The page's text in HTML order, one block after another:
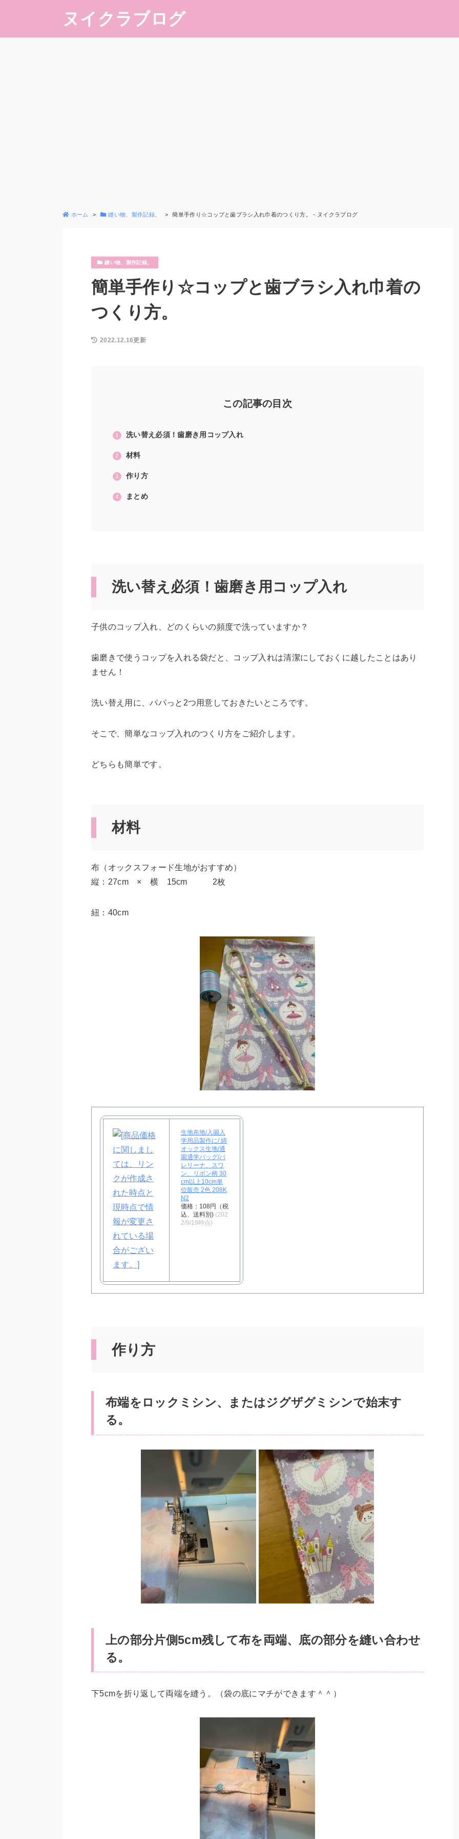
ヌイクラブログ
ホーム 縫い物、製作記録。 簡単手作り☆コップと歯ブラシ入れ巾着のつくり方。 - ヌイクラブログ
縫い物、製作記録。
簡単手作り☆コップと歯ブラシ入れ巾着の
つくり方。
2022.12.16更新
この記事の目次
洗い替え必須！歯磨き用コップ入れ
材料
作り方
まとめ
洗い替え必須！歯磨き用コップ入れ
子供のコップ入れ、どのくらいの頻度で洗っていますか？
歯磨きで使うコップを入れる袋だと、コップ入れは清潔にしておくに越したことはあり
ません！
洗い替え用に、パパっと2つ用意しておきたいところです。
そこで、簡単なコップ入れのつくり方をご紹介します。
どちらも簡単です。
材料
布（オックスフォード生地がおすすめ）
縦：27cm × 横 15cm 2枚
紐：40cm
生地布地/入園入
学用品製作に/ 綿
オックス生地/通
園通学バッグ/バ
レリーナ、スワ
ン、リボン柄 30
cm以上10cm単
位販売 2色 208K
N2
価格：108円（税
込、送料別) (202
2/9/19時点)
作り方
布端をロックミシン、またはジグザグミシンで始末す
る。
上の部分片側5cm残して布を両端、底の部分を縫い合わせ
る。
下5cmを折り返して両端を縫う。（袋の底にマチができます＾＾）